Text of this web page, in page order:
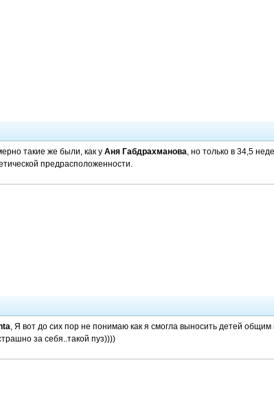
такие же были, как у Аня Габдрахманова, но только в 34,5
предрасположенности.
, Я вот до сих пор не понимаю как я смогла выносить детей общим
за себя..такой пуз))))